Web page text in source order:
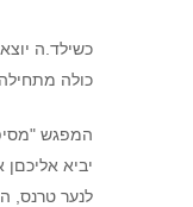
כשילד.ה
כולה
המפגש
יביא
לנער טרנס,